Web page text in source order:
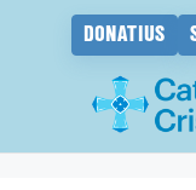
DONATIUS